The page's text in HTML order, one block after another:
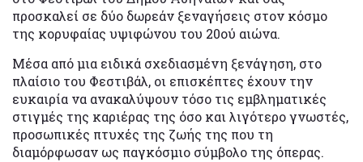
προσκαλεί σε δύο δωρεάν ξεναγήσεις στον κόσμο
της κορυφαίας υψιφώνου του 20ού αιώνα.
Μέσα από μια ειδικά σχεδιασμένη ξενάγηση, στο
πλαίσιο του Φεστιβάλ, οι επισκέπτες έχουν την
ευκαιρία να ανακαλύψουν τόσο τις εμβληματικές
στιγμές της καριέρας της όσο και λιγότερο γνωστές,
προσωπικές πτυχές της ζωής της που τη
διαμόρφωσαν ως παγκόσμιο σύμβολο της όπερας.